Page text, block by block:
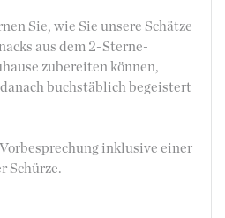
Sie, wie Sie unsere Schätze
aus dem 2-Sterne-
zubereiten können,
buchstäblich begeistert
inklusive einer
Schürze.